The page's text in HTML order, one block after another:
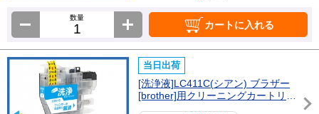
数量
カートに入れる
当日出荷
[洗浄液]LC411C(シアン) ブラザー
[brother]用クリーニングカートリッ